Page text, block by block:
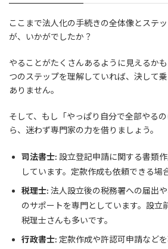
ここまで法人化の手続きの全体像とステ
が、いかがでしたか？
やることがたくさんあるように見えるか
つのステップを理解していれば、決して
ありません。
そして、もし「やっぱり自分で全部やる
ら、迷わず専門家の力を借りましょう。
司法書士: 設立登記申請に関する書類
しています。定款作成も依頼できる場
税理士: 法人設立後の税務署への届出
のサポートを専門としています。設立
税理士さんも多いです。
行政書士: 定款作成や許認可申請などを